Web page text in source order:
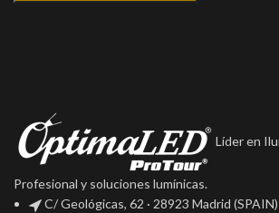
Líder en
Profesional y soluciones lumínicas.
C/ Geológicas, 62 · 28923 Madrid (SPAIN)